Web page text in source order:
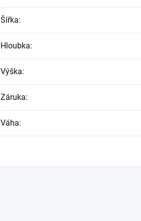
Šířka:
Hloubka:
Výška:
Záruka:
Váha: